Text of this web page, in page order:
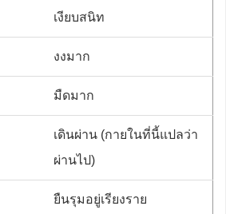
เงียบสนิท
งงมาก
มืดมาก
เดินผ่าน (กายในที่นี้แปลว่า
ผ่านไป)
ยืนรุมอยู่เรียงราย